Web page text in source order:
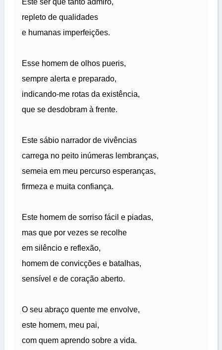
Este ser que tanto admiro,
repleto de qualidades
e humanas imperfeições.
Esse homem de olhos pueris,
sempre alerta e preparado,
indicando-me rotas da existência,
que se desdobram à frente.
Este sábio narrador de vivências
carrega no peito inúmeras lembranças,
semeia em meu percurso esperanças,
firmeza e muita confiança.
Este homem de sorriso fácil e piadas,
mas que por vezes se recolhe
em silêncio e reflexão,
homem de convicções e batalhas,
sensível e de coração aberto.
O seu abraço quente me envolve,
este homem, meu pai,
com quem aprendo sobre a vida.